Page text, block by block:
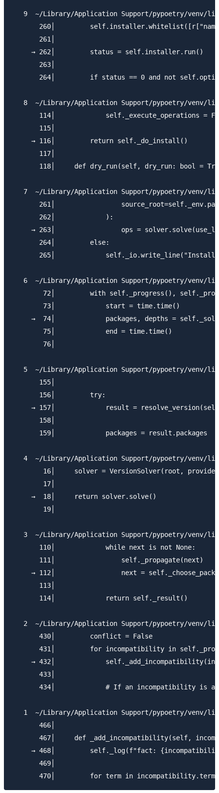
9  ~/Library/Application Support/pypoetry/venv/
260│
       261│
     → 262│         status = self.installer.run()
       263│
264│         if status == 0 and not
8  ~/Library/Application Support/pypoetry/venv/
114│             self._execute_operations =
       115│
     → 116│         return self._do_install()
       117│
118│     def dry_run(self, dry_run: bool =
7  ~/Library/Application Support/pypoetry/venv/
261│
       262│             ):
→ 263│                 ops =
       264│         else:
265│
6  ~/Library/Application Support/pypoetry/venv/
72│         with self._progress(),
        73│             start = time.time()
→  74│             packages, depths =
        75│             end = time.time()
        76│
5  ~/Library/Application Support/pypoetry/venv/
       155│
       156│         try:
→ 157│             result =
       158│
       159│             packages = result.packages
4  ~/Library/Application Support/pypoetry/venv/
16│     solver = VersionSolver(root,
        17│
     →  18│     return solver.solve()
        19│
3  ~/Library/Application Support/pypoetry/venv/
       110│             while next is not None:
       111│                 self._propagate(next)
→ 112│                 next =
       113│
       114│             return self._result()
2  ~/Library/Application Support/pypoetry/venv/
       430│         conflict = False
431│         for incompatibility in
→ 432│
       433│
434│             # If an incompatibility is
1  ~/Library/Application Support/pypoetry/venv/
       466│
467│     def _add_incompatibility(self,
→ 468│         self._log(f"fact:
       469│